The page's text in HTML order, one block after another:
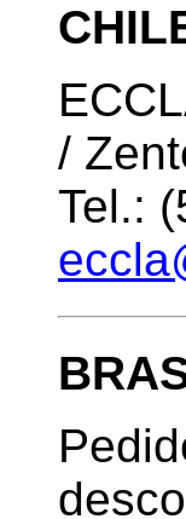
/
Tel.: